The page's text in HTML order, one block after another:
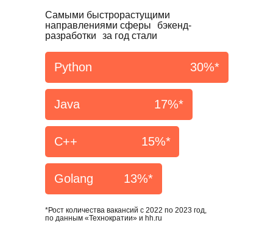
Самыми быстрорастущими
направлениями сферы бэкенд-
разработки за год стали
*Рост количества вакансий с 2022 по 2023 год,
по данным «Технократии» и hh.ru
Python 30%*
Java 17%*
С++ 15%*
Golang 13%*